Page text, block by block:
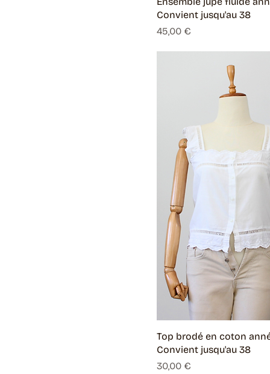
Convient jusqu'au 38
Prix
45,00 €
Top brodé en coton
Convient jusqu'au 38
Prix
30,00 €